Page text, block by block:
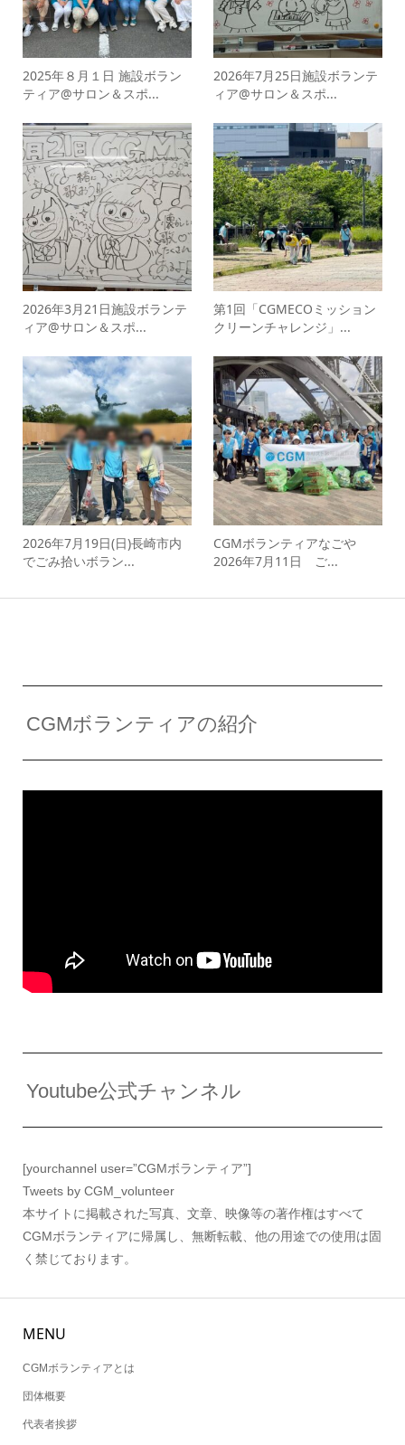
2025年８月１日 施設ボラン
ティア@サロン＆スポ...
2026年7月25日施設ボランテ
ィア@サロン＆スポ...
2026年3月21日施設ボランテ
ィア@サロン＆スポ...
第1回「CGMECOミッション
クリーンチャレンジ」...
2026年7月19日(日)長崎市内
でごみ拾いボラン...
CGMボランティアなごや
2026年7月11日 ご...
CGMボランティアの紹介
Youtube公式チャンネル
[yourchannel user=”CGMボランティア”]
Tweets by CGM_volunteer
本サイトに掲載された写真、文章、映像等の著作権はすべて
CGMボランティアに帰属し、無断転載、他の用途での使用は固
く禁じております。
MENU
CGMボランティアとは
団体概要
代表者挨拶